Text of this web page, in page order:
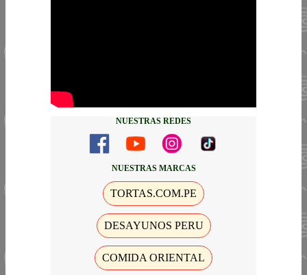
NUESTRAS REDES
NUESTRAS MARCAS
TORTAS.COM.PE
DESAYUNOS PERU
COMIDA ORIENTAL